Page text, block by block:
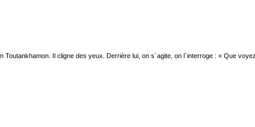
Il cligne des yeux. Derrière lui, on s´agite, on l´interroge : « Que